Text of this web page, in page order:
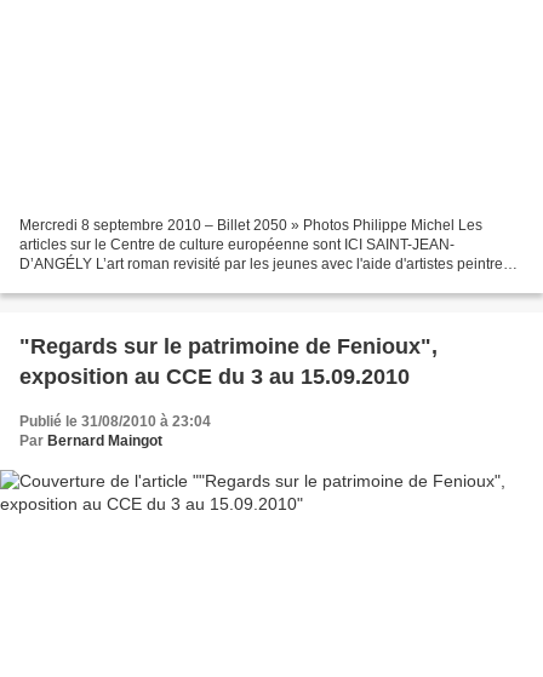
Mercredi 8 septembre 2010 – Billet 2050 » Photos Philippe Michel Les
articles sur le Centre de culture européenne sont ICI SAINT-JEAN-
D’ANGÉLY L’art roman revisité par les jeunes avec l'aide d'artistes peintres
"Regards sur le patrimoine de Fenioux",
exposition au CCE du 3 au 15.09.2010
Publié le 31/08/2010 à 23:04
Par Bernard Maingot